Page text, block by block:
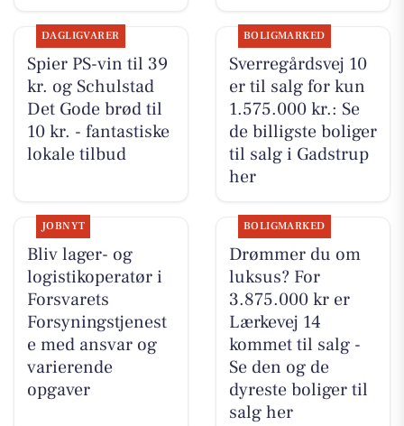
DAGLIGVARER
Spier PS-vin til 39
kr. og Schulstad
Det Gode brød til
10 kr. - fantastiske
lokale tilbud
BOLIGMARKED
Sverregårdsvej 10
er til salg for kun
1.575.000 kr.: Se
de billigste boliger
til salg i Gadstrup
her
JOBNYT
Bliv lager- og
logistikoperatør i
Forsvarets
Forsyningstjenest
e med ansvar og
varierende
opgaver
BOLIGMARKED
Drømmer du om
luksus? For
3.875.000 kr er
Lærkevej 14
kommet til salg -
Se den og de
dyreste boliger til
salg her